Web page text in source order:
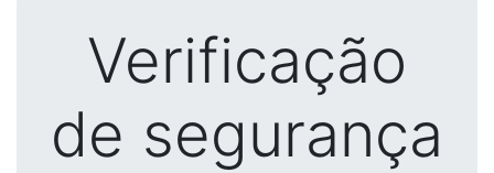
Verificação
de segurança